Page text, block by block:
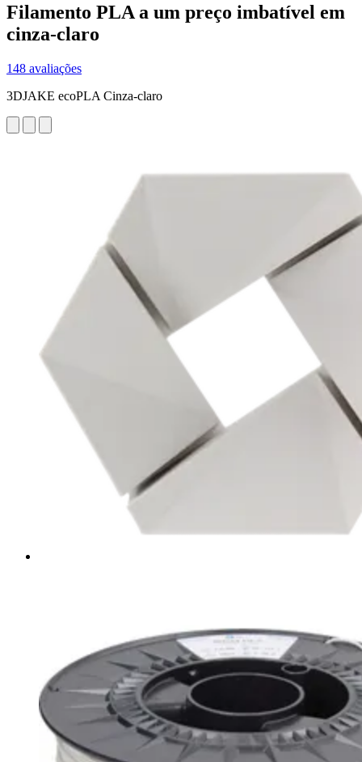
Filamento PLA a um preço imbatível em
cinza-claro
148 avaliações
3DJAKE ecoPLA Cinza-claro